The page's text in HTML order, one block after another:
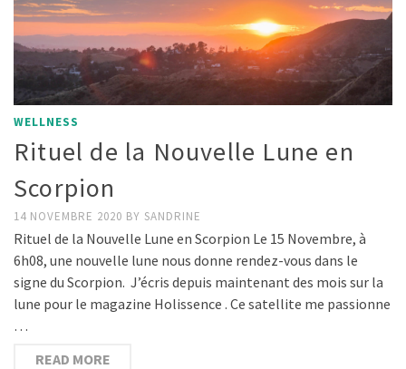
WELLNESS
Rituel de la Nouvelle Lune en
Scorpion
14 NOVEMBRE 2020 BY SANDRINE
Rituel de la Nouvelle Lune en Scorpion Le 15 Novembre, à
6h08, une nouvelle lune nous donne rendez-vous dans le
signe du Scorpion. J’écris depuis maintenant des mois sur la
lune pour le magazine Holissence . Ce satellite me passionne
…
READ MORE